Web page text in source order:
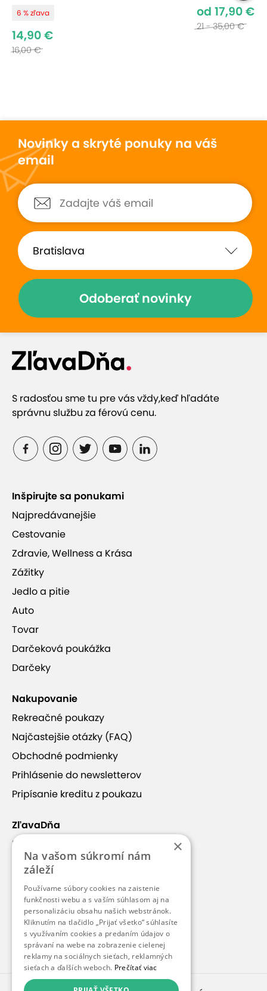
6 % zľava
14,90 €
16,00 €
od 17,90 €
21 - 35,00 €
Novinky a skryté ponuky na váš
email
Odoberať novinky
S radosťou sme tu pre vás vždy,keď hľadáte
správnu službu za férovú cenu.
Inšpirujte sa ponukami
Najpredávanejšie
Cestovanie
Zdravie, Wellness a Krása
Zážitky
Jedlo a pitie
Auto
Tovar
Darčeková poukážka
Darčeky
Nakupovanie
Rekreačné poukazy
Najčastejšie otázky (FAQ)
Obchodné podmienky
Prihlásenie do newsletterov
Pripísanie kreditu z poukazu
ZľavaDňa
Náš príbeh
Kontakt
Kariéra
Blog
Pre médiá
Pre partnerov
×
Na vašom súkromí nám
záleží
Používame súbory cookies na zaistenie
funkčnosti webu a s vaším súhlasom aj na
personalizáciu obsahu našich webstránok.
Kliknutím na tlačidlo „Prijať všetko“ súhlasíte
s využívaním cookies a predaním údajov o
správaní na webe na zobrazenie cielenej
reklamy na sociálnych sieťach, reklamných
sieťach a ďalších weboch. Prečítať viac